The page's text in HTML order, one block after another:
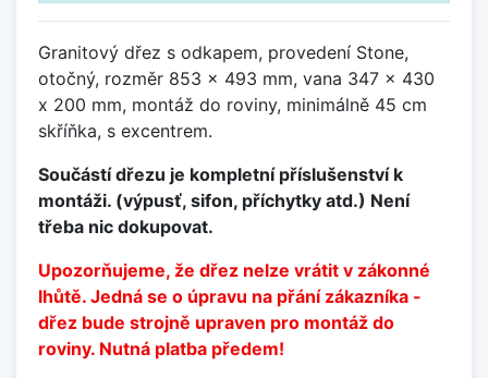
Granitový dřez s odkapem, provedení Stone,
otočný, rozměr 853 x 493 mm, vana 347 x 430
x 200 mm, montáž do roviny, minimálně 45 cm
skříňka, s excentrem.
Součástí dřezu je kompletní příslušenství k
montáži. (výpusť, sifon, příchytky atd.) Není
třeba nic dokupovat.
Upozorňujeme, že dřez nelze vrátit v zákonné
lhůtě. Jedná se o úpravu na přání zákazníka -
dřez bude strojně upraven pro montáž do
roviny. Nutná platba předem!